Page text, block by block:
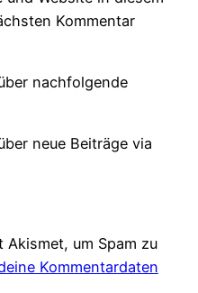
Kommentar
nachfolgende
neue Beiträge via
Akismet, um Spam zu
Kommentardaten